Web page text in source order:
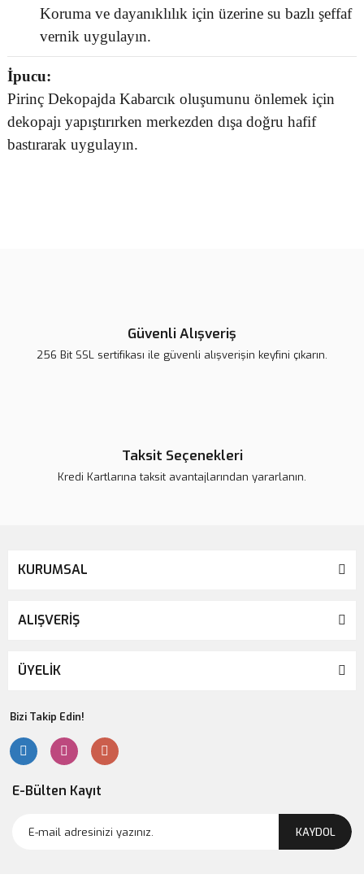
Koruma ve dayanıklılık için üzerine su bazlı şeffaf
vernik uygulayın.
İpucu:
Pirinç Dekopajda Kabarcık oluşumunu önlemek için
dekopajı yapıştırırken merkezden dışa doğru hafif
bastırarak uygulayın.
Güvenli Alışveriş
256 Bit SSL sertifikası ile güvenli alışverişin keyfini çıkarın.
Taksit Seçenekleri
Kredi Kartlarına taksit avantajlarından yararlanın.
KURUMSAL
ALIŞVERİŞ
ÜYELİK
Bizi Takip Edin!
E-Bülten Kayıt
KAYDOL